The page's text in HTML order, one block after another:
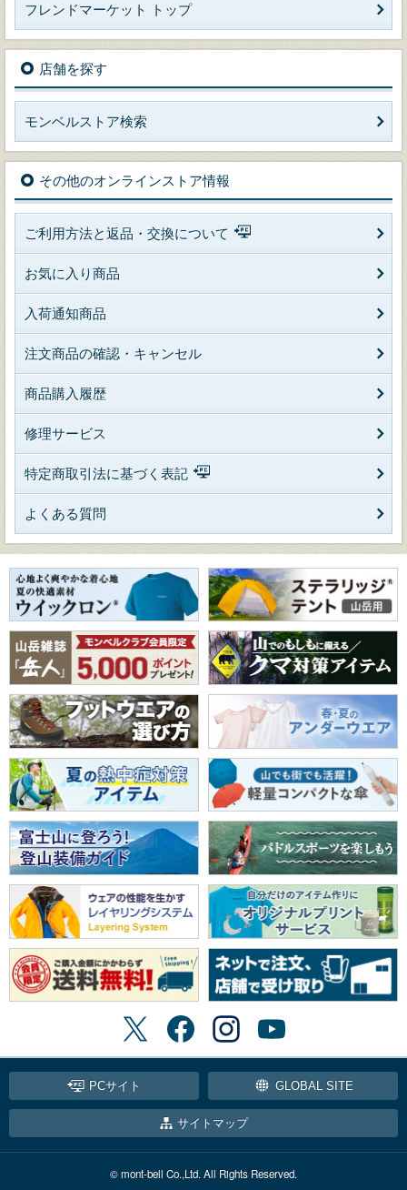
フレンドマーケット トップ
店舗を探す
モンベルストア検索
その他のオンラインストア情報
ご利用方法と返品・交換について
お気に入り商品
入荷通知商品
注文商品の確認・キャンセル
商品購入履歴
修理サービス
特定商取引法に基づく表記
よくある質問
PCサイト GLOBAL SITE
サイトマップ
© mont-bell Co.,Ltd. All Rights Reserved.